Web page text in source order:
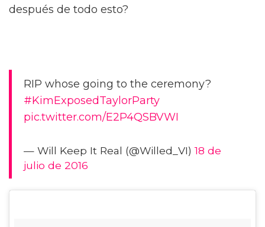
después de todo esto?
RIP whose going to the ceremony?
#KimExposedTaylorParty
pic.twitter.com/E2P4QSBVWI
— Will Keep It Real (@Willed_VI)18 de
julio de 2016